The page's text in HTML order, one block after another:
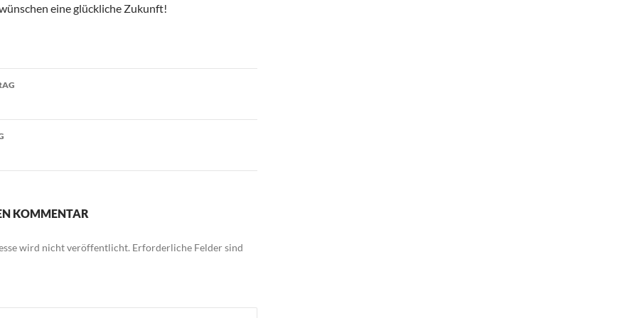
eine glückliche Zukunft!
KOMMENTAR
wird nicht veröffentlicht. Erforderliche Felder sind